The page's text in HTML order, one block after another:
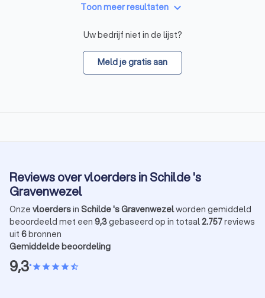
Toon meer resultaten keyboard_arrow_down
Uw bedrijf niet in de lijst?
Meld je gratis aan
Reviews over vloerders in Schilde 's
Gravenwezel
Onze vloerdersin Schilde 's Gravenwezelworden gemiddeld
beoordeeld met een 9,3gebaseerd op in totaal2.757reviews
uit 6bronnen
Gemiddelde beoordeling
9,3•starstarstarstarstar_half